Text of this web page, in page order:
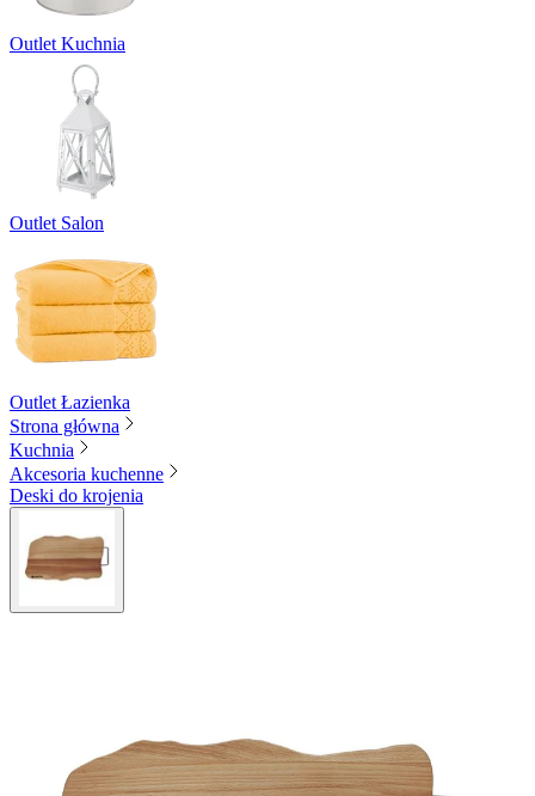
Outlet Kuchnia
Outlet Salon
Outlet Łazienka
Strona główna
Kuchnia
Akcesoria kuchenne
Deski do krojenia